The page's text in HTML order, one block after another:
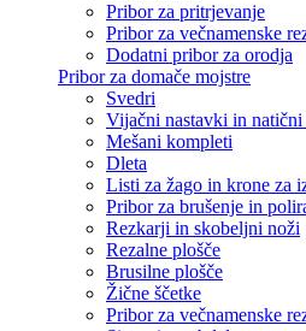
Pribor za pritrjevanje
Pribor za večnamenske
Dodatni pribor za orodja
Pribor za domače mojstre
Svedri
Vijačni nastavki in
Mešani kompleti
Dleta
Listi za žago in krone za
Pribor za brušenje in
Rezkarji in skobeljni noži
Rezalne plošče
Brusilne plošče
Žične ščetke
Pribor za večnamenske